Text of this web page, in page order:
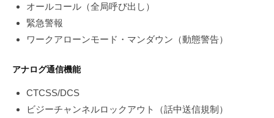
オールコール（全局呼び出し）
緊急警報
ワークアローンモード・マンダウン（動態警告）
アナログ通信機能
CTCSS/DCS
ビジーチャンネルロックアウト（話中送信規制）